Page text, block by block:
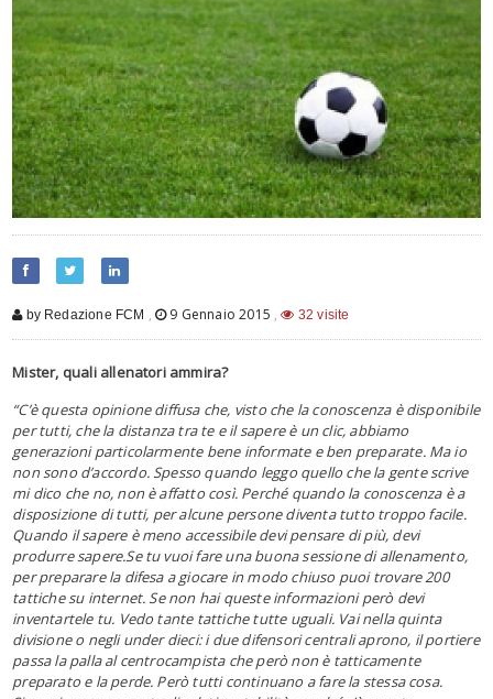
by Redazione FCM , 9 Gennaio 2015 , 32 visite
Mister, quali allenatori ammira?
“C’è questa opinione diffusa che, visto che la conoscenza è disponibile
per tutti, che la distanza tra te e il sapere è un clic, abbiamo
generazioni particolarmente bene informate e ben preparate. Ma io
non sono d’accordo. Spesso quando leggo quello che la gente scrive
mi dico che no, non è affatto così. Perché quando la conoscenza è a
disposizione di tutti, per alcune persone diventa tutto troppo facile.
Quando il sapere è meno accessibile devi pensare di più, devi
produrre sapere.Se tu vuoi fare una buona sessione di allenamento,
per preparare la difesa a giocare in modo chiuso puoi trovare 200
tattiche su internet. Se non hai queste informazioni però devi
inventartele tu. Vedo tante tattiche tutte uguali. Vai nella quinta
divisione o negli under dieci: i due difensori centrali aprono, il portiere
passa la palla al centrocampista che però non è tatticamente
preparato e la perde. Però tutti continuano a fare la stessa cosa.